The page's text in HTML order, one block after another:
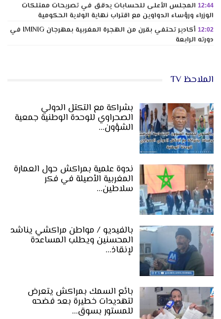
12:44 المجلس الأعلى للحسابات يدقق في تصريحات ممتلكات
الوزراء ورؤساء الدواوين مع اقتراب نهاية الولاية الحكومية
12:02
أكادير تحتفي بقرن من الهجرة المغربية بمهرجان IMINIG في
دورته الرابعة
الملاحظ TV
بشراكة مع التكتل الدولي
الصحراوي للوحدة الوطنية جمعية
الشؤون…
ندوة علمية بمراكش حول العمارة
المغربية الأصيلة في فكر
سلاطين…
بالفيديو / مواطن مراكشي يناشد
المحسنين ويطلب المساعدة
لإنقاذ…
بائع السمك بمراكش يتعرض
لتهديدات خطيرة بعد فضحه
للمستور بسوق…